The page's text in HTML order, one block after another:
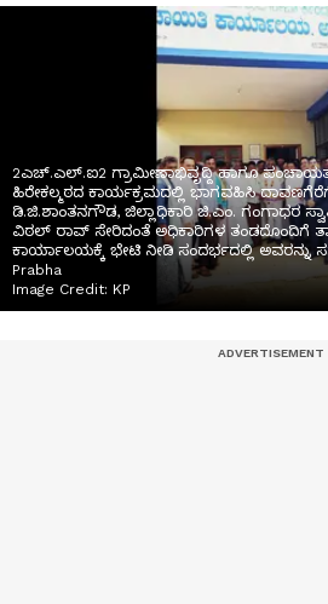
2ಎಚ್.ಎಲ್.ಐ2 ಗ್ರಾಮೀಣಾಭಿವೃದ್ದಿ ಹಾಗೂ
ಹಿರೇಕಲ್ಮಠದ ಕಾರ್ಯಕ್ರಮದಲ್ಲಿ ಭಾಗವಹಿಸಿ
ಡಿ.ಜಿ.ಶಾಂತನಗೌಡ, ಜಿಲ್ಲಾಧಿಕಾರಿ ಜಿ.ಎಂ. ಗಂಗಾಧರ
ವಿಠಲ್ ರಾವ್ ಸೇರಿದಂತೆ ಅಧಿಕಾರಿಗಳ ತಂಡದೊಂದಿಗೆ
ಕಾರ್ಯಾಲಯಕ್ಕೆ ಭೇಟಿ ನೀಡಿ ಸಂದರ್ಭದಲ್ಲಿ ಅವರನ್ನು
Prabha
Image Credit: KP